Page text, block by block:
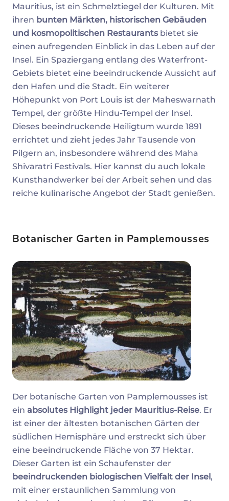
Mauritius, ist ein Schmelztiegel der Kulturen. Mit
ihren bunten Märkten, historischen Gebäuden
und kosmopolitischen Restaurantsbietet sie
einen aufregenden Einblick in das Leben auf der
Insel. Ein Spaziergang entlang des Waterfront-
Gebiets bietet eine beeindruckende Aussicht auf
den Hafen und die Stadt. Ein weiterer
Höhepunkt von Port Louis ist der Maheswarnath
Tempel, der größte Hindu-Tempel der Insel.
Dieses beeindruckende Heiligtum wurde 1891
errichtet und zieht jedes Jahr Tausende von
Pilgern an, insbesondere während des Maha
Shivaratri Festivals. Hier kannst du auch lokale
Kunsthandwerker bei der Arbeit sehen und das
reiche kulinarische Angebot der Stadt genießen.
Botanischer Garten in Pamplemousses
Der botanische Garten von Pamplemousses ist
ein absolutes Highlight jeder Mauritius-Reise. Er
ist einer der ältesten botanischen Gärten der
südlichen Hemisphäre und erstreckt sich über
eine beeindruckende Fläche von 37 Hektar.
Dieser Garten ist ein Schaufenster der
beeindruckenden biologischen Vielfalt der Insel,
mit einer erstaunlichen Sammlung von